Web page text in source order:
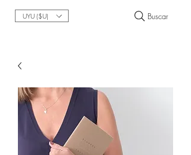
UYU ($U) Buscar